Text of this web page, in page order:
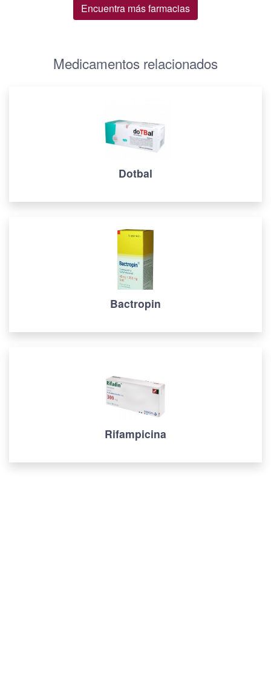
Encuentra más farmacias
Medicamentos relacionados
Dotbal
Bactropin
Rifampicina